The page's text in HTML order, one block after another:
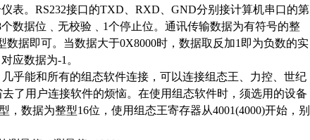
表。 RS232接口的TXD、RXD、GND分别接计算机串口的第
数据位﹑无校验
1个停止位。通讯传输数据为有符号的整
据即可。当数据大于0X8000时，数据取反加1即为负数的实
应数据为-1。
乎能和所有的组态软件连接，可以连接组态王、力控、世纪
了用户连接软件的烦恼。在使用组态软件时，须选用的设备
，数据为整型16位，使用组态王寄存器从4001(4000)开始，别